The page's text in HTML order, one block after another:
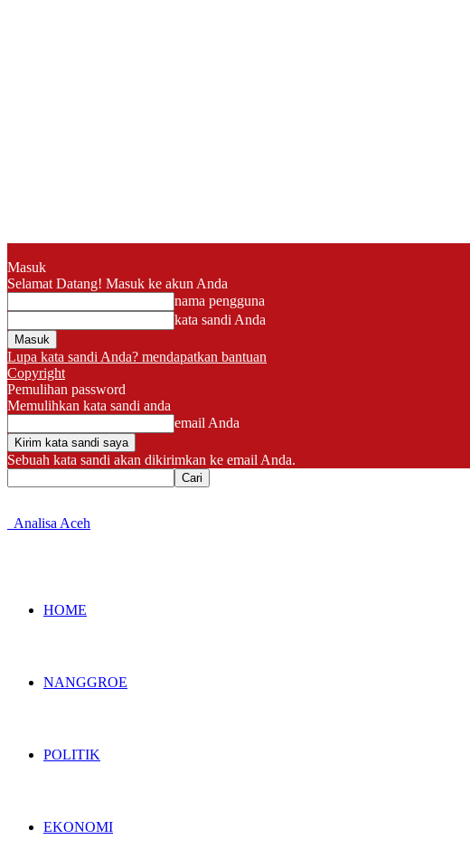
Masuk
Selamat Datang! Masuk ke akun Anda
nama pengguna
kata sandi Anda
Lupa kata sandi Anda? mendapatkan bantuan
Copyright
Pemulihan password
Memulihkan kata sandi anda
email Anda
Sebuah kata sandi akan dikirimkan ke email Anda.
Analisa Aceh
HOME
NANGGROE
POLITIK
EKONOMI